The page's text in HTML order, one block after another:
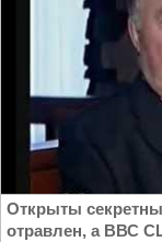
Открыты
отравлен, а ВВС